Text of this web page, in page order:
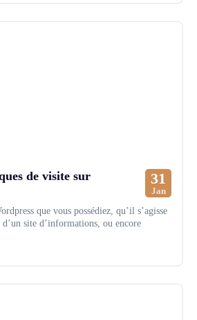
de visite sur
31
Jan
que vous possédiez, qu’il s’agisse
site d’informations, ou encore